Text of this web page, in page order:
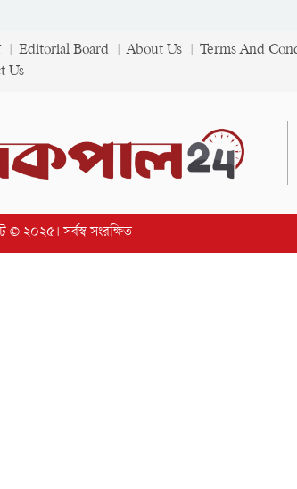
Editorial Board About Us Terms And
Us
© ২০২৫। সর্বস্ব সংরক্ষিত